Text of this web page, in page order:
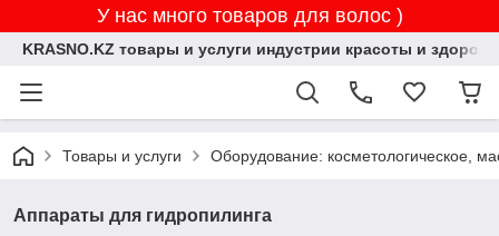
У нас много товаров для волос )
KRASNO.KZ товары и услуги индустрии красоты и
Товары и услуги Оборудование: косметологическое,
Аппараты для гидропилинга